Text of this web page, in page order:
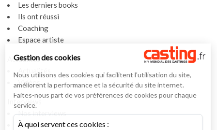
Les derniers books
Ils ont réussi
Coaching
Espace artiste
Actualités
Actualités
Vidéos
Interviews
Nos interviews
Lexique
Gestion des cookies
Nous utilisons des cookies qui facilitent l'utilisation du site,
améliorent la performance et la sécurité du site internet.
Faites-nous part de vos préférences de cookies pour chaque
service.
À quoi servent ces cookies :